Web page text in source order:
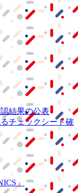
結果の公表
チェックシート確
」